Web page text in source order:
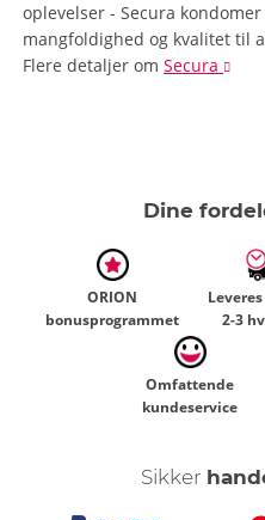
oplevelser - Secura
mangfoldighed og kvalitet til
Flere detaljer om Secura
Dine
ORION
bonusprogrammet
2-3
Omfattende
kundeservice
Sikker